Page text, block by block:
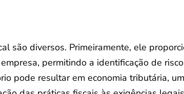
são diversos. Primeiramente, ele
permitindo a identificação de
pode resultar em economia tributária,